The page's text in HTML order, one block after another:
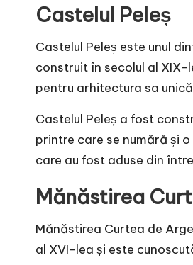
Castelul Peleș
Castelul Peleș este unul
construit în secolul al XIX-
pentru arhitectura sa
Castelul Peleș a fost
printre care se numără și
care au fost aduse din
Mănăstirea
Mănăstirea Curtea de
al XVI-lea și este